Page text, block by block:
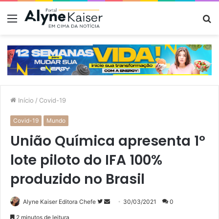
Menu
Início / Covid-19
Covid-19 Mundo
União Química apresenta 1º
lote piloto do IFA 100%
produzido no Brasil
Alyne Kaiser Editora Chefe
SigaMande30/03/2021 0
2 minutos de leitura